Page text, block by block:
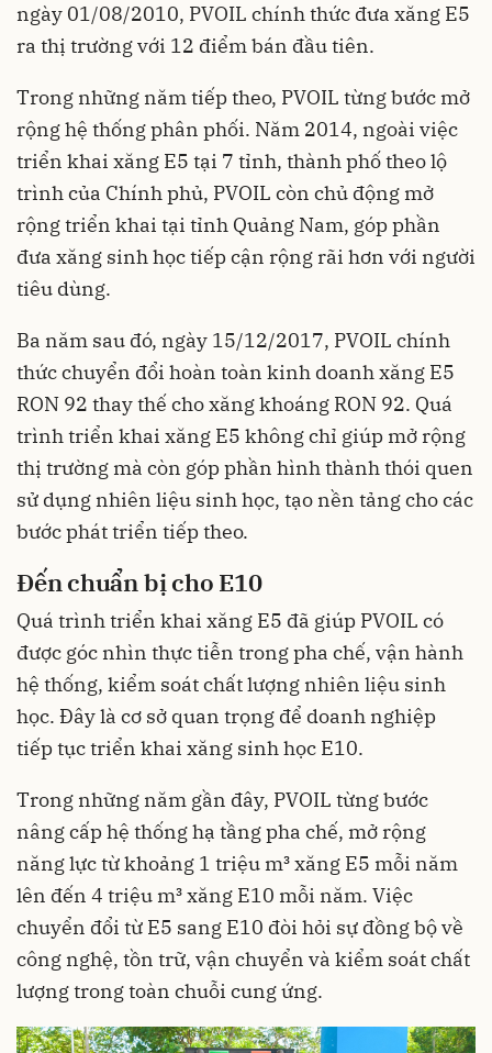
ngày 01/08/2010, PVOIL chính thức đưa xăng E5
ra thị trường với 12 điểm bán đầu tiên.
Trong những năm tiếp theo, PVOIL từng bước mở
rộng hệ thống phân phối. Năm 2014, ngoài việc
triển khai xăng E5 tại 7 tỉnh, thành phố theo lộ
trình của Chính phủ, PVOIL còn chủ động mở
rộng triển khai tại tỉnh Quảng Nam, góp phần
đưa xăng sinh học tiếp cận rộng rãi hơn với người
tiêu dùng.
Ba năm sau đó, ngày 15/12/2017, PVOIL chính
thức chuyển đổi hoàn toàn kinh doanh xăng E5
RON 92 thay thế cho xăng khoáng RON 92. Quá
trình triển khai xăng E5 không chỉ giúp mở rộng
thị trường mà còn góp phần hình thành thói quen
sử dụng nhiên liệu sinh học, tạo nền tảng cho các
bước phát triển tiếp theo.
Đếnchuẩn bị cho E10
Quá trình triển khai xăng E5 đã giúp PVOIL có
được góc nhìn thực tiễn trong pha chế, vận hành
hệ thống, kiểm soát chất lượng nhiên liệu sinh
học. Đây là cơ sở quan trọng để doanh nghiệp
tiếp tục triển khai xăng sinh học E10.
Trong những năm gần đây, PVOIL từng bước
nâng cấp hệ thống hạ tầng pha chế, mở rộng
năng lực từ khoảng 1 triệu m³ xăng E5 mỗi năm
lên đến 4 triệu m³ xăng E10 mỗi năm. Việc
chuyển đổi từ E5 sang E10 đòi hỏi sự đồng bộ về
công nghệ, tồn trữ, vận chuyển và kiểm soát chất
lượng trong toàn chuỗi cung ứng.